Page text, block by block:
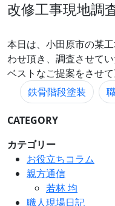
改修工事現地調
本日は、小田原市の某
わせ頂き、調査させてい
ベストなご提案をさせて
鉄骨階段塗装
CATEGORY
カテゴリー
お役立ちコラム
親方通信
若林 均
職人現場日記